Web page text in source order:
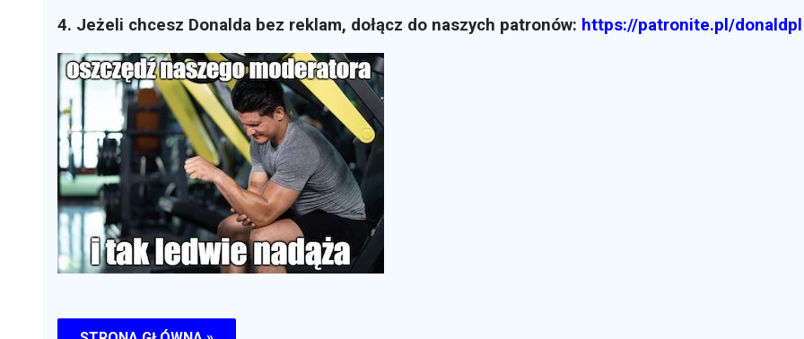
4. Jeżeli chcesz Donalda bez reklam, dołącz do naszych patronów: https://patronite.pl/donaldpl